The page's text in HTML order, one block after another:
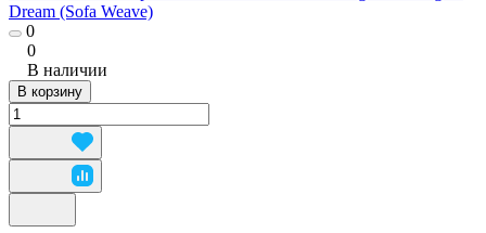
Dream (Sofa Weave)
0
0
В наличии
В корзину